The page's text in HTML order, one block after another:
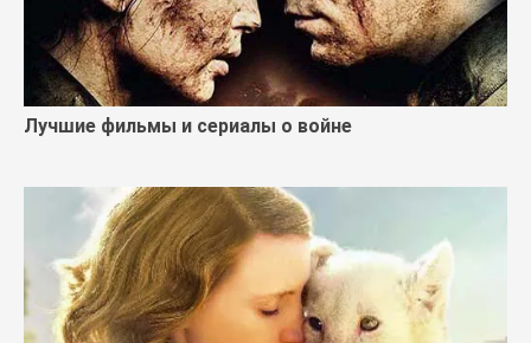
Лучшие фильмы и сериалы о войне